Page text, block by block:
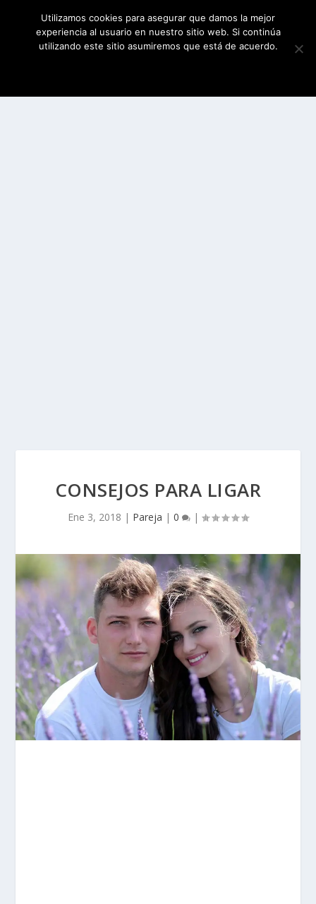
CONSEJOS PARA LIGAR
Ene 3, 2018 | Pareja | 0 |
Utilizamos cookies para asegurar que damos la mejor
experiencia al usuario en nuestro sitio web. Si continúa
utilizando este sitio asumiremos que está de acuerdo.